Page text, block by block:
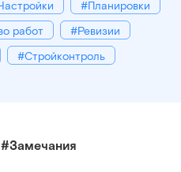
#Планировки
работ #Ревизии
#Стройконтроль
#Замечания